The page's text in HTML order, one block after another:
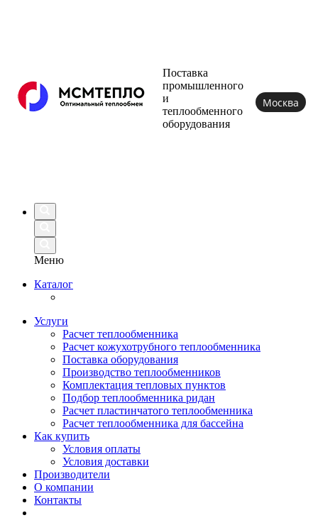
Поставка
промышленного
и
теплообменного
оборудования
Москва
Меню
Каталог
Услуги
Расчет теплообменника
Расчет кожухотрубного теплообменника
Поставка оборудования
Производство теплообменников
Комплектация тепловых пунктов
Подбор теплообменника ридан
Расчет пластинчатого теплообменника
Расчет теплообменника для бассейна
Как купить
Условия оплаты
Условия доставки
Производители
О компании
Контакты